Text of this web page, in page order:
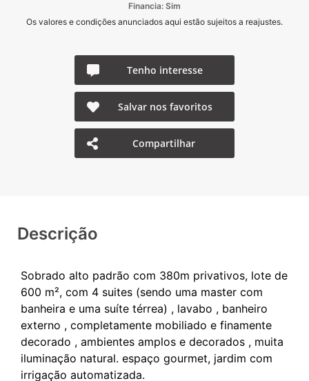
Financia: Sim
Os valores e condições anunciados aqui estão sujeitos a reajustes.
Tenho interesse
Salvar nos favoritos
Compartilhar
Descrição
Sobrado alto padrão com 380m privativos, lote de
600 m², com 4 suites (sendo uma master com
banheira e uma suíte térrea) , lavabo , banheiro
externo , completamente mobiliado e finamente
decorado , ambientes amplos e decorados , muita
iluminação natural. espaço gourmet, jardim com